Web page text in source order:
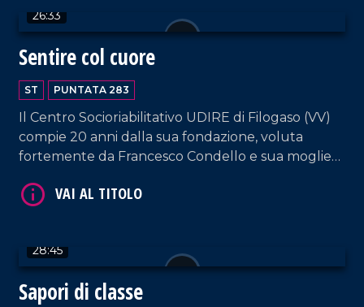
26:33
Sentire col cuore
ST PUNTATA 283
Il Centro Socioriabilitativo UDIRE di Filogaso (VV)
compie 20 anni dalla sua fondazione, voluta
fortemente da Francesco Condello e sua moglie
28:45
Sapori di classe
VAI AL TITOLO
VAI AL TITOLO